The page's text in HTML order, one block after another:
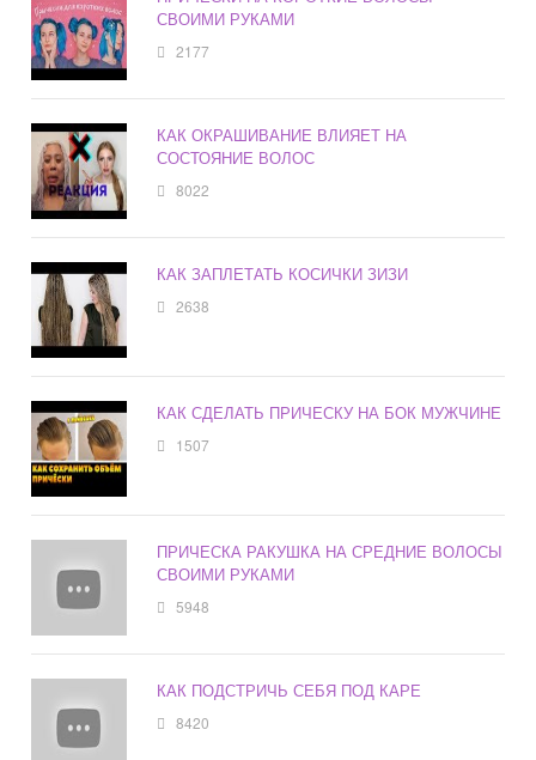
СВОИМИ РУКАМИ
2177
КАК ОКРАШИВАНИЕ ВЛИЯЕТ НА
СОСТОЯНИЕ ВОЛОС
8022
КАК ЗАПЛЕТАТЬ КОСИЧКИ ЗИЗИ
2638
КАК СДЕЛАТЬ ПРИЧЕСКУ НА БОК МУЖЧИНЕ
1507
ПРИЧЕСКА РАКУШКА НА СРЕДНИЕ ВОЛОСЫ
СВОИМИ РУКАМИ
5948
КАК ПОДСТРИЧЬ СЕБЯ ПОД КАРЕ
8420